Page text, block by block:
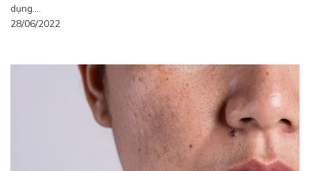
dụng....
28/06/2022